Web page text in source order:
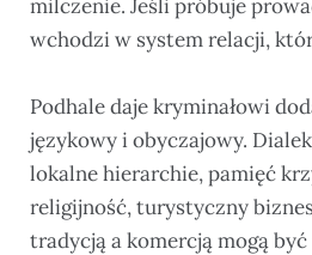
milczenie. Jeśli próbuje
wchodzi w system relacji,
Podhale daje kryminałowi
językowy i obyczajowy.
lokalne hierarchie, pamięć
religijność, turystyczny
tradycją a komercją mogą